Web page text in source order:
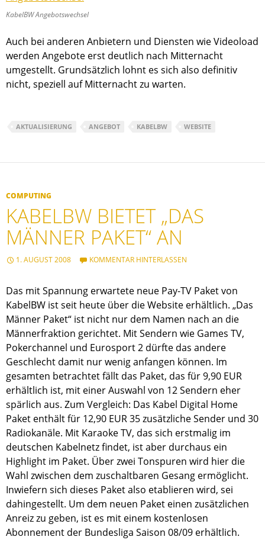
KabelBW Angebotswechsel
Auch bei anderen Anbietern und Diensten wie Videoload
werden Angebote erst deutlich nach Mitternacht
umgestellt. Grundsätzlich lohnt es sich also definitiv
nicht, speziell auf Mitternacht zu warten.
AKTUALISIERUNG ANGEBOT KABELBW WEBSITE
COMPUTING
KABELBW BIETET „DAS
MÄNNER PAKET“ AN
1. AUGUST 2008 KOMMENTAR HINTERLASSEN
Das mit Spannung erwartete neue Pay-TV Paket von
KabelBW ist seit heute über die Website erhältlich. „Das
Männer Paket“ ist nicht nur dem Namen nach an die
Männerfraktion gerichtet. Mit Sendern wie Games TV,
Pokerchannel und Eurosport 2 dürfte das andere
Geschlecht damit nur wenig anfangen können. Im
gesamten betrachtet fällt das Paket, das für 9,90 EUR
erhältlich ist, mit einer Auswahl von 12 Sendern eher
spärlich aus. Zum Vergleich: Das Kabel Digital Home
Paket enthält für 12,90 EUR 35 zusätzliche Sender und 30
Radiokanäle. Mit Karaoke TV, das sich erstmalig im
deutschen Kabelnetz findet, ist aber durchaus ein
Highlight im Paket. Über zwei Tonspuren wird hier die
Wahl zwischen dem zuschaltbaren Gesang ermöglicht.
Inwiefern sich dieses Paket also etablieren wird, sei
dahingestellt. Um dem neuen Paket einen zusätzlichen
Anreiz zu geben, ist es mit einem kostenlosen
Abonnement der Bundesliga Saison 08/09 erhältlich.